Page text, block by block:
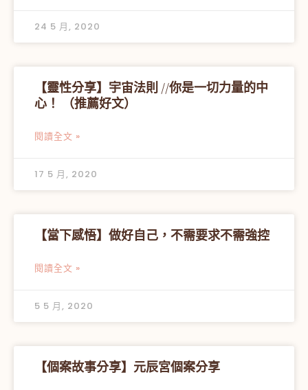
24 5 月, 2020
【靈性分享】宇宙法則 //你是一切力量的中
心！ （推薦好文）
閱讀全文 »
17 5 月, 2020
【當下感悟】做好自己，不需要求不需強控
閱讀全文 »
5 5 月, 2020
【個案故事分享】元辰宮個案分享